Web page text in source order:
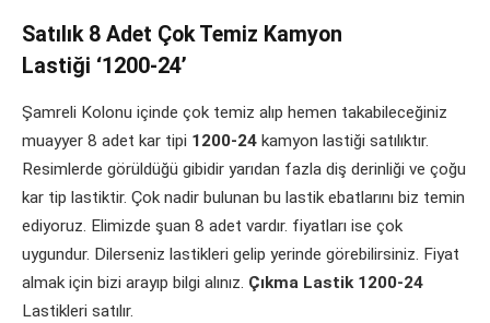
Satılık 8 Adet Çok Temiz Kamyon
Lastiği ‘1200-24’
Şamreli Kolonu içinde çok temiz alıp hemen takabileceğiniz
muayyer 8 adet kar tipi 1200-24 kamyon lastiği satılıktır.
Resimlerde görüldüğü gibidir yarıdan fazla diş derinliği ve çoğu
kar tip lastiktir. Çok nadir bulunan bu lastik ebatlarını biz temin
ediyoruz. Elimizde şuan 8 adet vardır. fiyatları ise çok
uygundur. Dilerseniz lastikleri gelip yerinde görebilirsiniz. Fiyat
almak için bizi arayıp bilgi alınız. Çıkma Lastik 1200-24
Lastikleri satılır.